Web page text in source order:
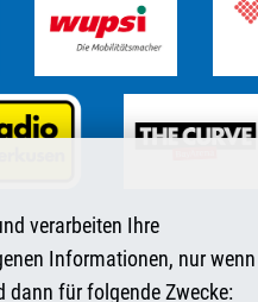
verarbeiten Ihre
Informationen, nur wenn
dann für folgende Zwecke: